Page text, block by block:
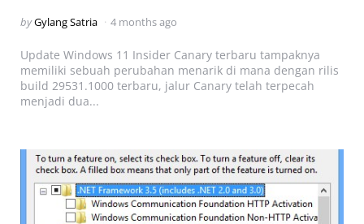
Posted
byGylang Satria 4 months ago
Update Windows 11 Insider Canary terbaru tampaknya
memiliki sebuah perubahan menarik di mana dengan rilis
build 29531.1000 terbaru, jalur Canary telah terpecah
menjadi dua...